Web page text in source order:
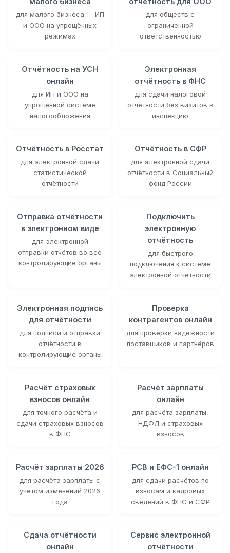
для малого бизнеса — ИП
и ООО на упрощённых
режимах
для обществ с
ограниченной
ответственностью
Отчётность на УСН
онлайн
для ИП и ООО на
упрощённой системе
налогообложения
Электронная
отчётность в ФНС
для сдачи налоговой
отчётности без визитов в
инспекцию
Отчётность в Росстат
для электронной сдачи
статистической
отчётности
Отчётность в СФР
для электронной сдачи
отчётности в Социальный
фонд России
Отправка отчётности
в электронном виде
для электронной
отправки отчётов во все
контролирующие органы
Подключить
электронную
отчётность
для быстрого
подключения к системе
электронной отчётности
Электронная подпись
для отчётности
для подписи и отправки
отчётности в
контролирующие органы
Проверка
контрагентов онлайн
для проверки надёжности
поставщиков и партнёров
Расчёт страховых
взносов онлайн
для точного расчёта и
сдачи страховых взносов
в ФНС
Расчёт зарплаты
онлайн
для расчёта зарплаты,
НДФЛ и страховых
взносов
Расчёт зарплаты 2026
для расчёта зарплаты с
учётом изменений 2026
года
РСВ и ЕФС-1 онлайн
для сдачи расчётов по
взносам и кадровых
сведений в ФНС и СФР
Сдача отчётности
онлайн
Сервис электронной
отчётности